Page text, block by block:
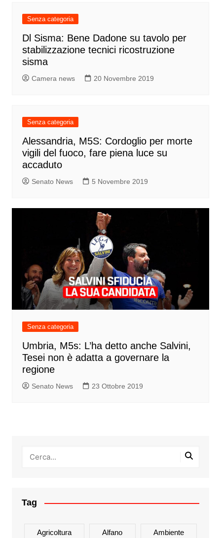
Senza categoria
Dl Sisma: Bene Dadone su tavolo per
stabilizzazione tecnici ricostruzione
sisma
Camera news 20 Novembre 2019
Senza categoria
Alessandria, M5S: Cordoglio per morte
vigili del fuoco, fare piena luce su
accaduto
Senato News 5 Novembre 2019
Senza categoria
Umbria, M5s: L’ha detto anche Salvini,
Tesei non è adatta a governare la
regione
Senato News 23 Ottobre 2019
Tag
Agricoltura Alfano Ambiente